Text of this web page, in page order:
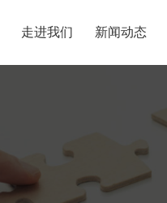
走进我们 新闻动态